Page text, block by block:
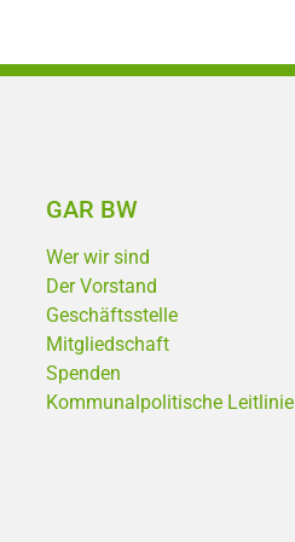
GAR BW
Wer wir sind
Der Vorstand
Geschäftsstelle
Mitgliedschaft
Spenden
Kommunalpolitische Leitlinie